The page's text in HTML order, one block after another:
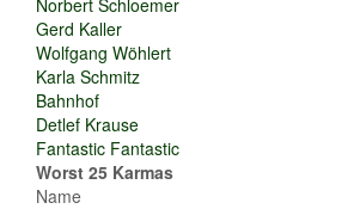
Norbert Schloemer
Gerd Kaller
Wolfgang Wöhlert
Karla Schmitz
Bahnhof
Detlef Krause
Fantastic Fantastic
Worst 25 Karmas
Name